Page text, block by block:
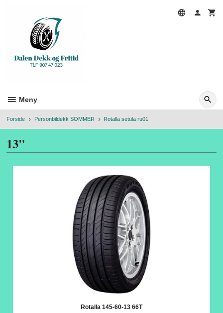
Meny
Forside Personbildekk SOMMER Rotalla setula ru01
13"
Rotalla 145-60-13 66T